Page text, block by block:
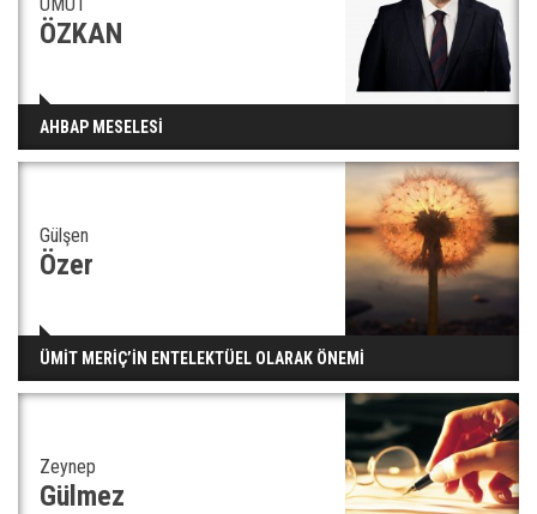
Ünlü türkücü Mahmut Tuncer estetik operasyon
geçirdi: Son hali gündem oldu
Yerli turist 229,7 milyar lira seyahat harcaması
yaptı
Gazze'deki Sağlık Bakanlığı duyurdu: Vahşetin
pençesinde 2 salgın vaka tespit edildi
ÖZKAN
AHBAP MESELESİ
Gülşen
Özer
ÜMİT MERİÇ’İN ENTELEKTÜEL OLARAK ÖNEMİ
Zeynep
Gülmez